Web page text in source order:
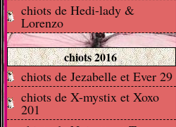
chiots de Hedi-lady &
Lorenzo
chiots 2016
chiots de Jezabelle et Ever 29
chiots de X-mystix et Xoxo
201